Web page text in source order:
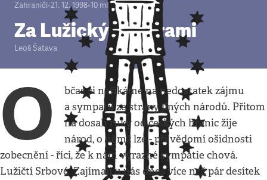
Zahraničí•21. 12. 1998•10 minut
Za Lužickými horami
Leoš Šatava
O
bčas si naříkáme na nedostatek zájmu
a sympatií ze strany jiných národů. Přitom
na dosah ruky od českých hranic žije
národ, o němž lze - při vědomí ošidnosti
zobecnění - říci, že k nám výrazné sympatie chová.
Lužičtí Srbové. Zajímají u nás dnes více než pár desítek